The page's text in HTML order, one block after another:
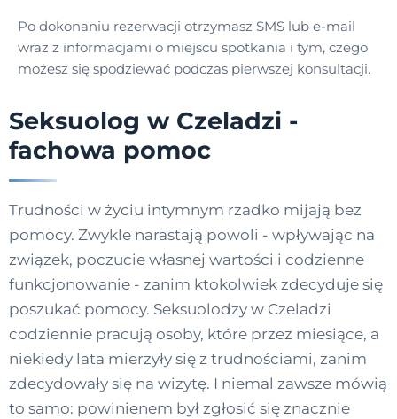
Po dokonaniu rezerwacji otrzymasz SMS lub e-mail
wraz z informacjami o miejscu spotkania i tym, czego
możesz się spodziewać podczas pierwszej konsultacji.
Seksuolog w Czeladzi -
fachowa pomoc
Trudności w życiu intymnym rzadko mijają bez
pomocy. Zwykle narastają powoli - wpływając na
związek, poczucie własnej wartości i codzienne
funkcjonowanie - zanim ktokolwiek zdecyduje się
poszukać pomocy. Seksuolodzy w Czeladzi
codziennie pracują osoby, które przez miesiące, a
niekiedy lata mierzyły się z trudnościami, zanim
zdecydowały się na wizytę. I niemal zawsze mówią
to samo: powinienem był zgłosić się znacznie